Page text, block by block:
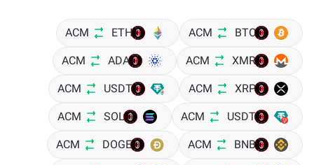
BTC
ACM
ETH
ACM
XMR
ACM
ADA
ACM
XRP
ACM
USDT
ACM
USDT
ACM
SOL
ACM
BNB
ACM
DOGE
ACM